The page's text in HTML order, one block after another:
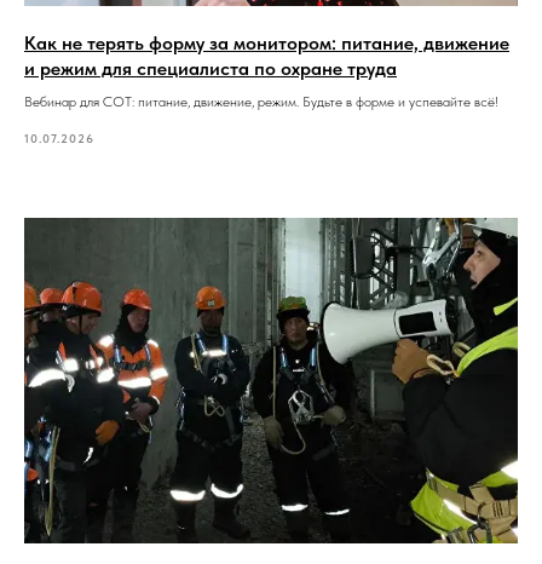
Как не терять форму за монитором: питание, движение
и режим для специалиста по охране труда
Вебинар для СОТ: питание, движение, режим. Будьте в форме и успевайте всё!
10.07.2026